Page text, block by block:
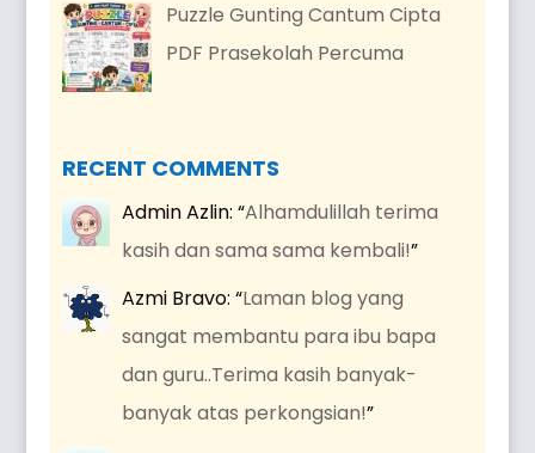
Puzzle Gunting Cantum Cipta
PDF Prasekolah Percuma
RECENT COMMENTS
Admin Azlin: “Alhamdulillah terima
kasih dan sama sama kembali!”
Azmi Bravo: “Laman blog yang
sangat membantu para ibu bapa
dan guru..Terima kasih banyak-
banyak atas perkongsian!”